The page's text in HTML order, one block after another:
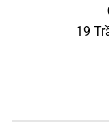
19